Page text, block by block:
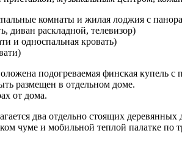
комнаты и жилая лоджия с
диван раскладной, телевизор)
и односпальная кровать)
подогреваемая финская купель с
размещен в отдельном доме.
от дома.
два отдельно стоящих
чуме и мобильной теплой палатке по